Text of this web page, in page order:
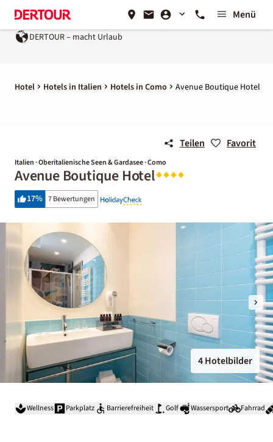
Menü
DERTOUR – macht Urlaub
Hotel Hotels in Italien Hotels in Como Avenue Boutique Hotel
Teilen Favorit
Italien · Oberitalienische Seen & Gardasee · Como
Avenue Boutique Hotel
17% 7 Bewertungen
4 Hotelbilder
Wellness Parkplatz Barrierefreiheit Golf Wassersport Fahrrad